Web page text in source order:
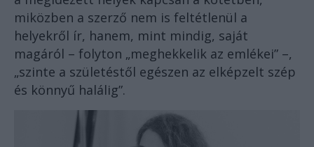
miközben a szerző nem is feltétlenül a
helyekről ír, hanem, mint mindig, saját
magáról – folyton „meghekkelik az emlékei” –,
„szinte a születéstől egészen az elképzelt szép
és könnyű halálig”.